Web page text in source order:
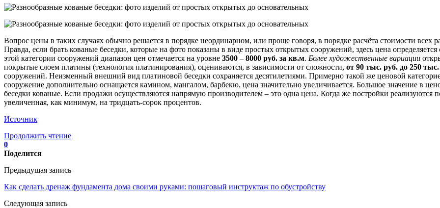
Вопрос цены в таких случаях обычно решается в порядке неординарном, или проще говоря, в порядке расчёта стоимости всех
Правда, если брать кованые беседки, которые на фото показаны в виде простых открытых сооружений, здесь цена
этой категории сооружений диапазон цен отмечается на уровне 3500 – 8000 руб. за кв.м. Более художественные вариации
покрытые слоем платины (технология платинирования), оцениваются, в зависимости от сложности, от 90 тыс. руб. до 250
сооружений. Неизменный внешний вид платиновой беседки сохраняется десятилетиями. Примерно такой же ценовой
сооружение дополнительно оснащается камином, мангалом, барбекю, цена значительно увеличивается. Большое значение в
беседки кованые. Если продажи осуществляются напрямую производителем – это одна цена. Когда же постройки реализуются
увеличенная, как минимум, на тридцать-сорок процентов.
Источник
Продолжить чтение
0
Поделится
Предыдущая запись
Как сделать дренаж фундамента дома своими руками: пошаговый инструктаж по обустройству
Следующая запись